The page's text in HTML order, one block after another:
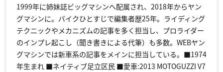
1999年に姉妹誌ビッグマシンへ配属され、2018年からヤン
グマシンに。バイクひとすじで編集者歴25年。ライディング
テクニックやメカニズムの記事を多く担当し、プロライダー
のインプレ起こし（聞き書きによる代筆）も多数。WEBヤン
グマシンでは新車系の記事をメインに担当している。■1974
年生まれ ■ネイティブ足立区民 ■愛車:2013 MOTOGUZZI V7